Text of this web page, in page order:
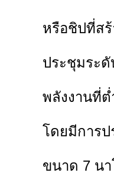
หรือชิปที่สร้
ประชุมระ
พลังงานที่ต่
โดยมีการป
ขนาด 7 นา